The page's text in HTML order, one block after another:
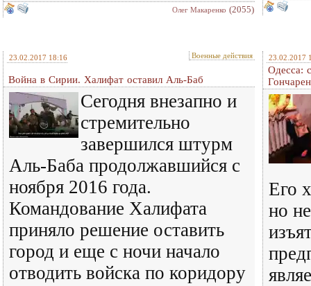
Олег Макаренко (2055)
23.02.2017 18:16 Военные действия
Война в Сирии. Халифат оставил Аль-Баб
Сегодня внезапно и
стремительно
завершился штурм
Аль-Баба продолжавшийся с
ноября 2016 года.
Командование Халифата
приняло решение оставить
город и еще с ночи начало
отводить войска по коридору
23.02.2017
Одесса:
Его
но